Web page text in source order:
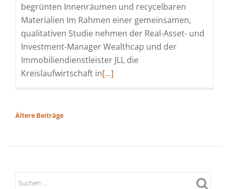
begrünten Innenräumen und recycelbaren
Materialien Im Rahmen einer gemeinsamen,
qualitativen Studie nehmen der Real-Asset- und
Investment-Manager Wealthcap und der
Immobiliendienstleister JLL die
Kreislaufwirtschaft inRead
[…]
BEITRAGSNAVIGATION
Ältere Beiträge